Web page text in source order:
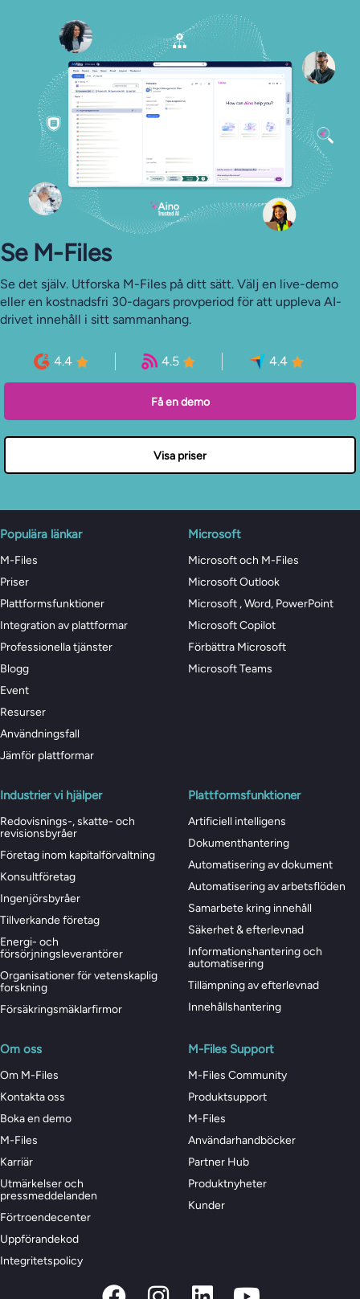
Se M-Files
Se det själv. Utforska M-Files på ditt sätt. Välj en live-demo
eller en kostnadsfri 30-dagars provperiod för att uppleva AI-
drivet innehåll i sitt sammanhang.
4.4 4.5 4.4
Få en demo
Visa priser
Populära länkar
M-Files
Priser
Plattformsfunktioner
Integration av plattformar
Professionella tjänster
Blogg
Event
Resurser
Användningsfall
Jämför plattformar
Microsoft
Microsoft och M-Files
Microsoft Outlook
Microsoft , Word, PowerPoint
Microsoft Copilot
Förbättra Microsoft
Microsoft Teams
Industrier vi hjälper
Redovisnings-, skatte- och
revisionsbyråer
Företag inom kapitalförvaltning
Konsultföretag
Ingenjörsbyråer
Tillverkande företag
Energi- och
försörjningsleverantörer
Organisationer för vetenskaplig
forskning
Försäkringsmäklarfirmor
Plattformsfunktioner
Artificiell intelligens
Dokumenthantering
Automatisering av dokument
Automatisering av arbetsflöden
Samarbete kring innehåll
Säkerhet & efterlevnad
Informationshantering och
automatisering
Tillämpning av efterlevnad
Innehållshantering
Om oss
Om M-Files
Kontakta oss
Boka en demo
M-Files
Karriär
Utmärkelser och
pressmeddelanden
Förtroendecenter
Uppförandekod
Integritetspolicy
M-Files Support
M-Files Community
Produktsupport
M-Files
Användarhandböcker
Partner Hub
Produktnyheter
Kunder